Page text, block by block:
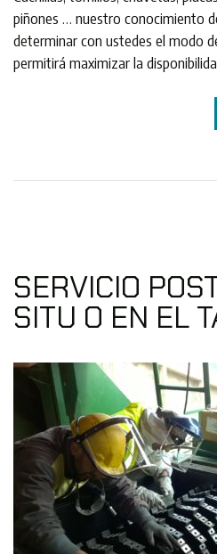
piñones … nuestro conocimiento
determinar con ustedes el modo
permitirá maximizar la
SERVICIO
SITU O EN EL